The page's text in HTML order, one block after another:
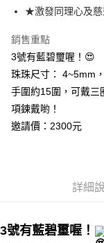
ATM付款
全家取貨付款
每筆NT$80，滿
7-11取貨付款
每筆NT$80，滿
每筆NT$80，滿
★激發同理心及慈
銷售重點
3號有藍碧璽喔！😍
珠珠尺寸： 4~5mm
手圍約15圍，可戴三
項鍊戴喲！
邀請價：2300元
詳細
3號有藍碧璽喔！